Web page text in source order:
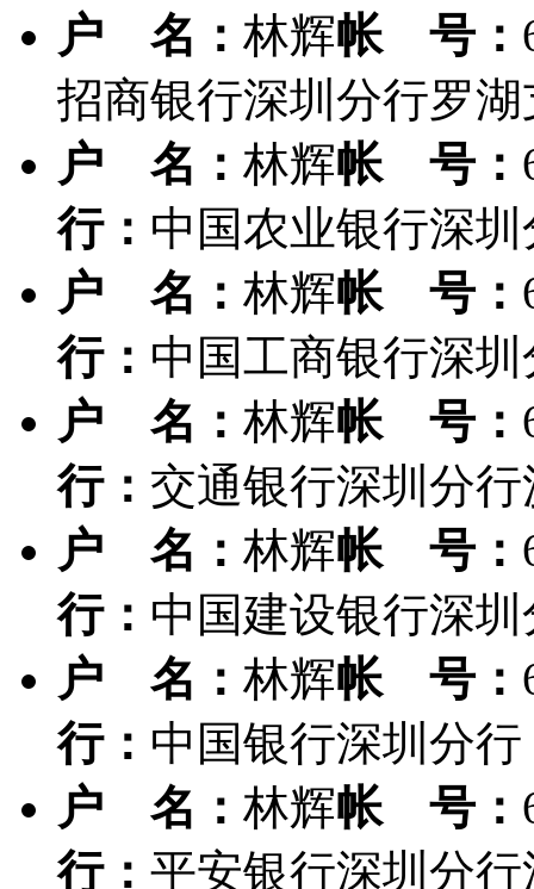
户 名： 林辉帐 号：
招商银行深圳分行罗湖
户 名： 林辉帐 号：
行： 中国农业银行深
户 名： 林辉帐 号：
行： 中国工商银行深
户 名： 林辉帐 号：
行： 交通银行深圳分
户 名： 林辉帐 号：
行： 中国建设银行深
户 名： 林辉帐 号：
行： 中国银行深圳分行
户 名： 林辉帐 号：
行： 平安银行深圳分